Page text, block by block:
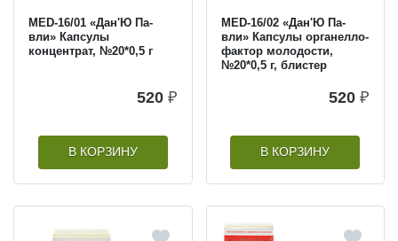
MED-16/01 «Дан'Ю Па-
вли» Капсулы
концентрат, №20*0,5 г
520 ₽
В КОРЗИНУ
MED-16/02 «Дан'Ю Па-
вли» Капсулы органелло-
фактор молодости,
№20*0,5 г, блистер
520 ₽
В КОРЗИНУ